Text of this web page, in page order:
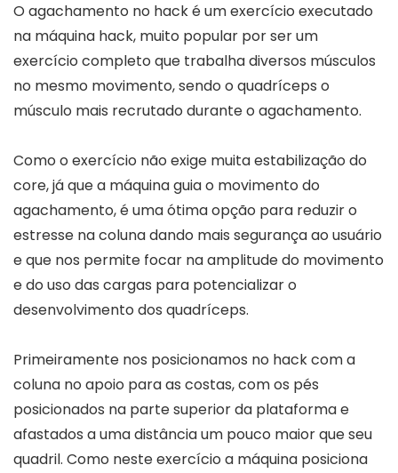
O agachamento no hack é um exercício executado
na máquina hack, muito popular por ser um
exercício completo que trabalha diversos músculos
no mesmo movimento, sendo o quadríceps o
músculo mais recrutado durante o agachamento.
Como o exercício não exige muita estabilização do
core, já que a máquina guia o movimento do
agachamento, é uma ótima opção para reduzir o
estresse na coluna dando mais segurança ao usuário
e que nos permite focar na amplitude do movimento
e do uso das cargas para potencializar o
desenvolvimento dos quadríceps.
Primeiramente nos posicionamos no hack com a
coluna no apoio para as costas, com os pés
posicionados na parte superior da plataforma e
afastados a uma distância um pouco maior que seu
quadril. Como neste exercício a máquina posiciona